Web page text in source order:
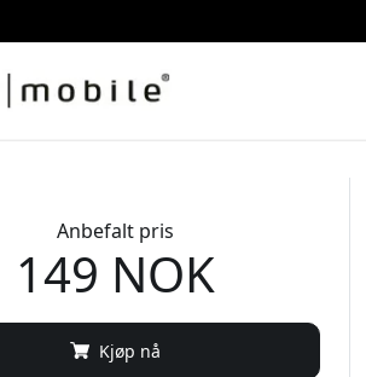
Anbefalt pris
149 NOK
Kjøp nå